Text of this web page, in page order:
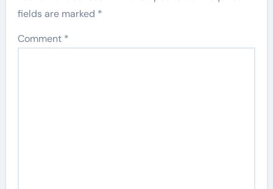
fields are marked *
Comment *